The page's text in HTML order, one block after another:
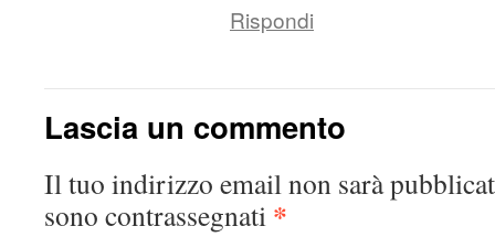
Rispondi
Lascia un commento
Il tuo indirizzo email non sarà
sono contrassegnati *